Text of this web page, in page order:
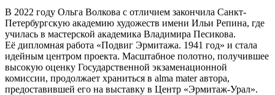
В 2022 году Ольга Волкова с отличием закончила Санкт-
Петербургскую академию художеств имени Ильи Репина, где
училась в мастерской академика Владимира Песикова.
Её дипломная работа «Подвиг Эрмитажа. 1941 год» и стала
идейным центром проекта. Масштабное полотно, получившее
высокую оценку Государственной экзаменационной
комиссии, продолжает храниться в alma mater автора,
предоставившей его на выставку в Центр «Эрмитаж-Урал».